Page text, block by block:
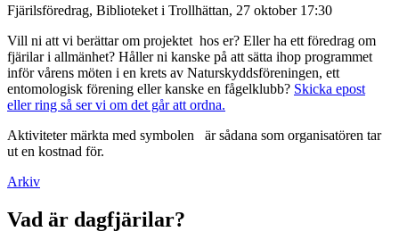
Fjärilsföredrag, Biblioteket i Trollhättan, 27 oktober 17:30
Vill ni att vi berättar om projektet hos er? Eller ha ett föredrag om
fjärilar i allmänhet? Håller ni kanske på att sätta ihop programmet
inför vårens möten i en krets av Naturskyddsföreningen, ett
entomologisk förening eller kanske en fågelklubb? Skicka epost
eller ring så ser vi om det går att ordna.
Aktiviteter märkta med symbolen
är sådana som organisatören tar
ut en kostnad för.
Arkiv
Vad är dagfjärilar?